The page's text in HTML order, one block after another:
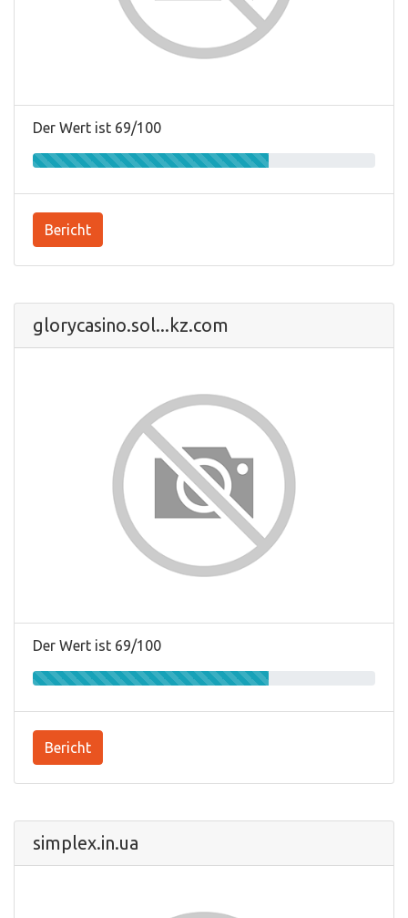
Der Wert ist 69/100
Bericht
glorycasino.sol...kz.com
Der Wert ist 69/100
Bericht
simplex.in.ua